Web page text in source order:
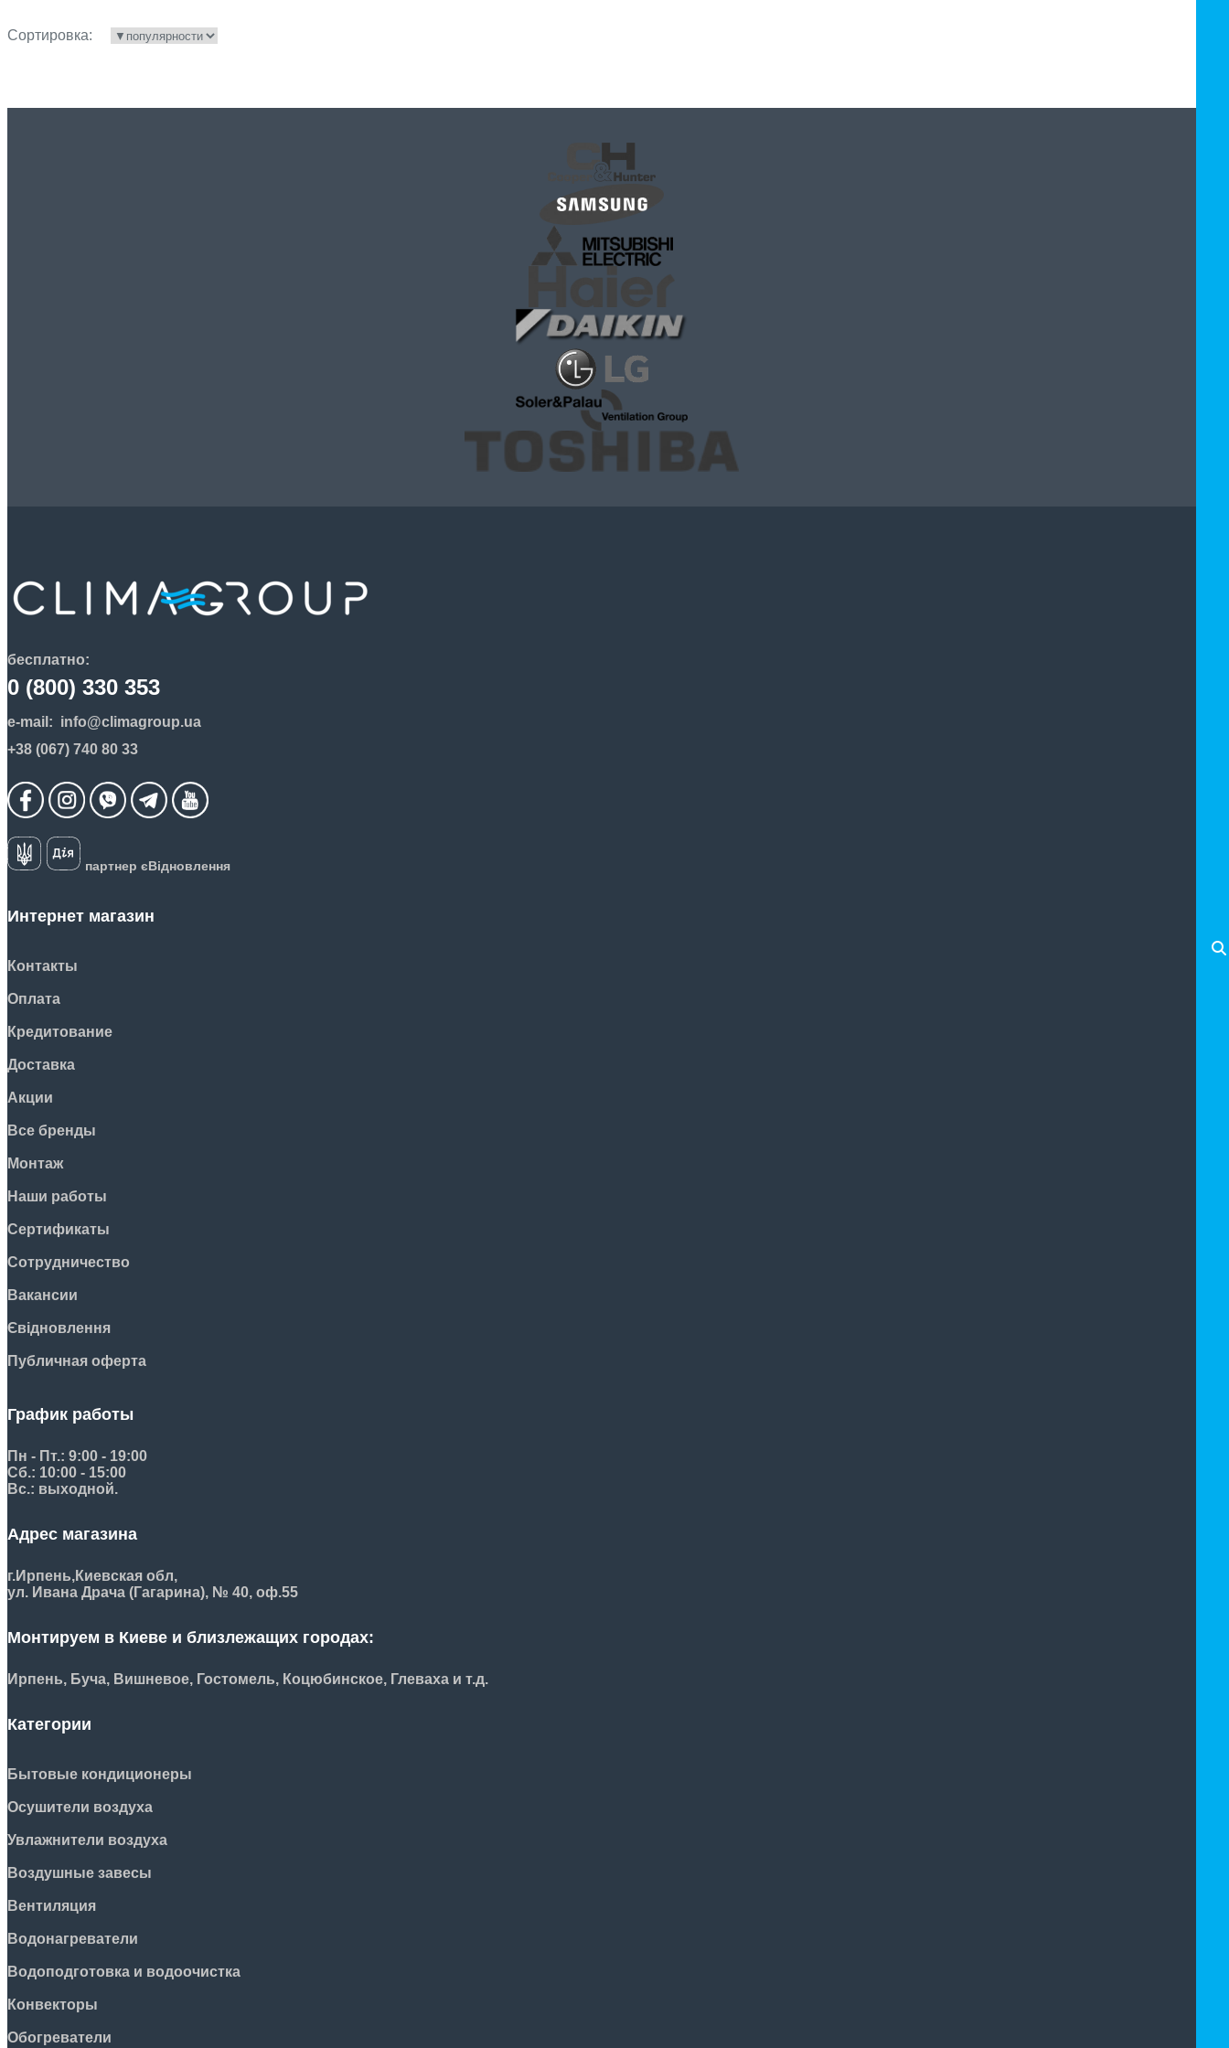
Сортировка:
бесплатно:
0 (800) 330 353
e-mail: info@climagroup.ua
+38 (067) 740 80 33
партнер єВідновлення
Интернет магазин
Контакты
Оплата
Кредитование
Доставка
Акции
Все бренды
Монтаж
Наши работы
Сертификаты
Сотрудничество
Вакансии
Євідновлення
Публичная оферта
График работы
Пн - Пт.: 9:00 - 19:00
Сб.: 10:00 - 15:00
Вс.: выходной.
Адрес магазина
г.Ирпень,Киевская обл,
ул. Ивана Драча (Гагарина), № 40, оф.55
Монтируем в Киеве и близлежащих городах:
Ирпень, Буча, Вишневое, Гостомель, Коцюбинское, Глеваха и т.д.
Категории
Бытовые кондиционеры
Осушители воздуха
Увлажнители воздуха
Воздушные завесы
Вентиляция
Водонагреватели
Водоподготовка и водоочистка
Конвекторы
Обогреватели